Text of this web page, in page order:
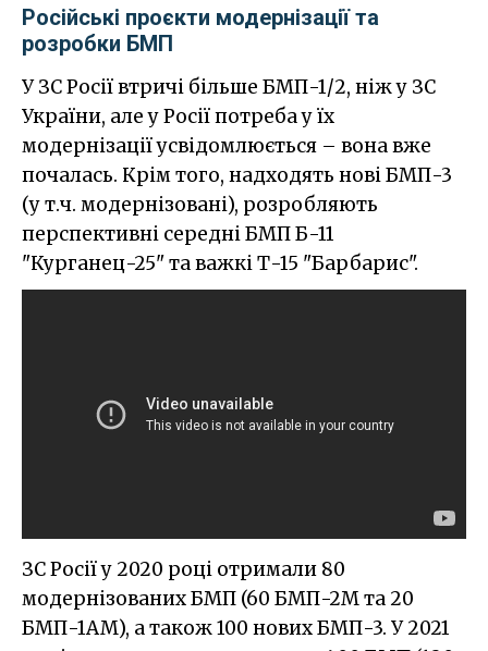
Російські проєкти модернізації та
розробки БМП
У ЗС Росії втричі більше БМП-1/2, ніж у ЗС
України, але у Росії потреба у їх
модернізації усвідомлюється – вона вже
почалась. Крім того, надходять нові БМП-3
(у т.ч. модернізовані), розробляють
перспективні середні БМП Б-11
"Курганец-25" та важкі Т-15 "Барбарис".
ЗС Росії у 2020 році отримали 80
модернізованих БМП (60 БМП-2М та 20
БМП-1АМ), а також 100 нових БМП-3. У 2021